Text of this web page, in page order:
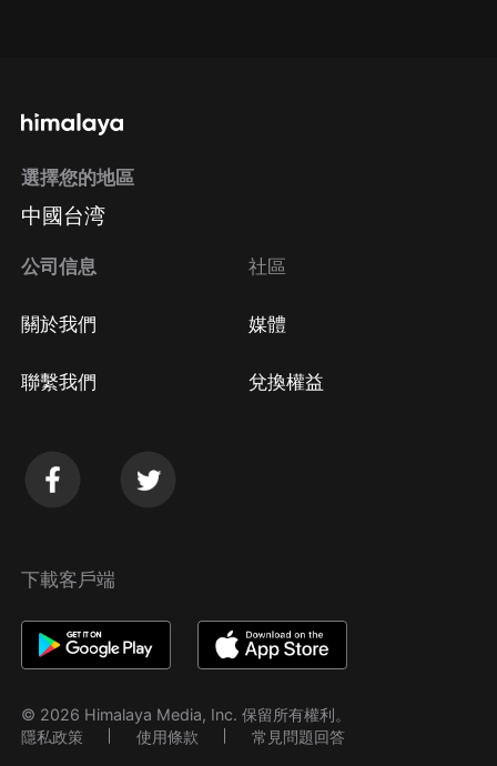
方法 Google Play取消訂閱方法
選擇您的地區
中國台湾
公司信息
關於我們
聯繫我們
社區
媒體
兌換權益
下載客戶端
© 2026 Himalaya Media, Inc. 保留所有權利。
隱私政策
使用條款 常見問題回答